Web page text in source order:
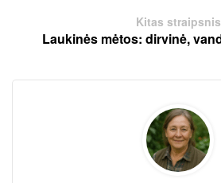
Kitas straipsnis
Laukinės mėtos: dirvinė,